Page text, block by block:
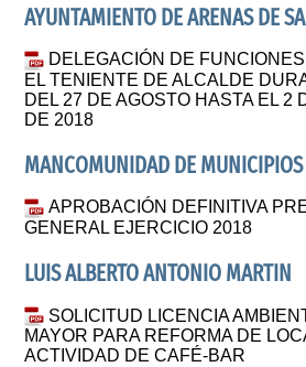
AYUNTAMIENTO DE ARENAS DE
DELEGACIÓN DE
EL TENIENTE DE ALCALDE
DEL 27 DE AGOSTO HASTA EL 2
DE 2018
MANCOMUNIDAD DE MUNICIPIOS
APROBACIÓN DEFINITIVA
GENERAL EJERCICIO 2018
LUIS ALBERTO ANTONIO MARTIN
SOLICITUD LICENCIA
MAYOR PARA REFORMA DE
ACTIVIDAD DE CAFÉ-BAR